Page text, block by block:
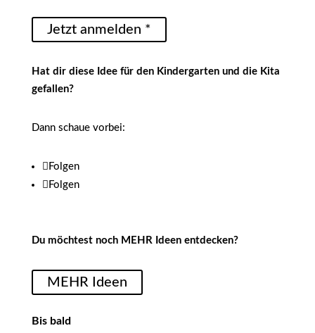
Jetzt anmelden *
Hat dir diese Idee für den Kindergarten und die Kita
gefallen?
Dann schaue vorbei:
Folgen
Folgen
Du möchtest noch MEHR Ideen entdecken?
MEHR Ideen
Bis bald